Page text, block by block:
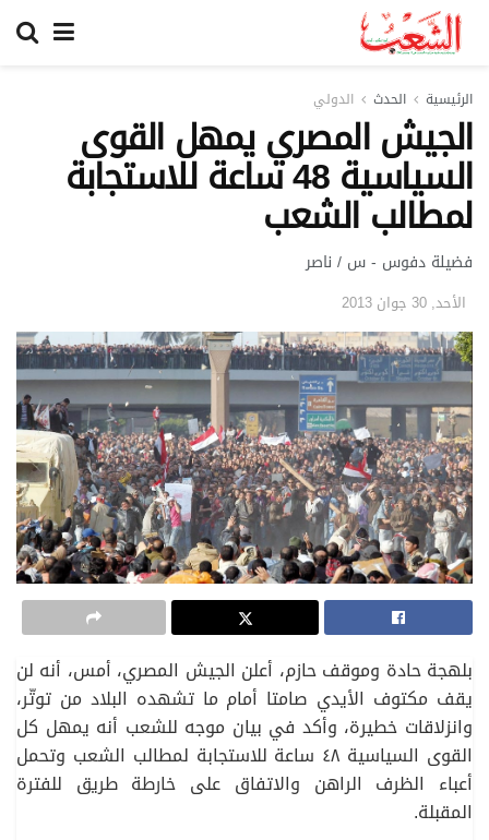
الرئيسية الحدث الدولي
الجيش المصري يمهل القوى
السياسية 48 ساعة للاستجابة
لمطالب الشعب
فضيلة دفوس - س / ناصر
الأحد, 30 جوان 2013
بلهجة حادة وموقف حازم، أعلن الجيش المصري، أمس، أنه لن
يقف مكتوف الأيدي صامتا أمام ما تشهده البلاد من توتّر،
وانزلاقات خطيرة، وأكد في بيان موجه للشعب أنه يمهل كل
القوى السياسية ٤٨ ساعة للاستجابة لمطالب الشعب وتحمل
أعباء الظرف الراهن والاتفاق على خارطة طريق للفترة
المقبلة.